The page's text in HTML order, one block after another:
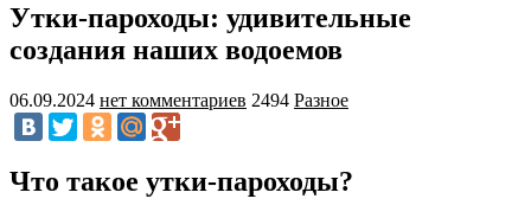
Утки-пароходы: удивительные
создания наших водоемов
06.09.2024 нет комментариев 2494 Разное
Что такое утки-пароходы?